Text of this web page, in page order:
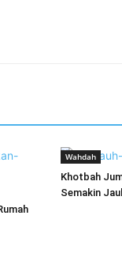
Wahdah
Khotbah
Semakin